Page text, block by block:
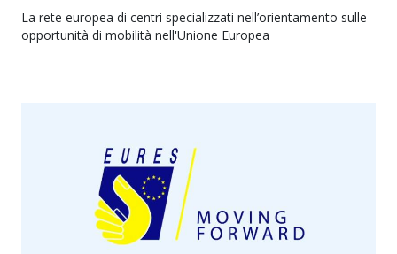
La rete europea di centri specializzati nell’orientamento sulle
opportunità di mobilità nell'Unione Europea